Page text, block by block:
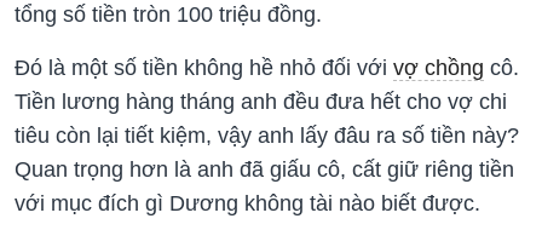
tổng số tiền tròn 100 triệu đồng.
Đó là một số tiền không hề nhỏ đối với vợ chồng cô.
Tiền lương hàng tháng anh đều đưa hết cho vợ chi
tiêu còn lại tiết kiệm, vậy anh lấy đâu ra số tiền này?
Quan trọng hơn là anh đã giấu cô, cất giữ riêng tiền
với mục đích gì Dương không tài nào biết được.